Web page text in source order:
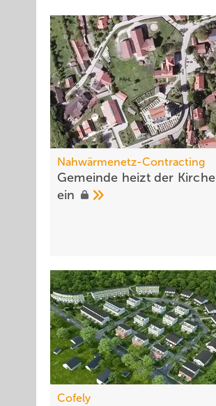
Nahwärmenetz-Contracting
Gemeinde heizt der Kirche
ein
Cofely